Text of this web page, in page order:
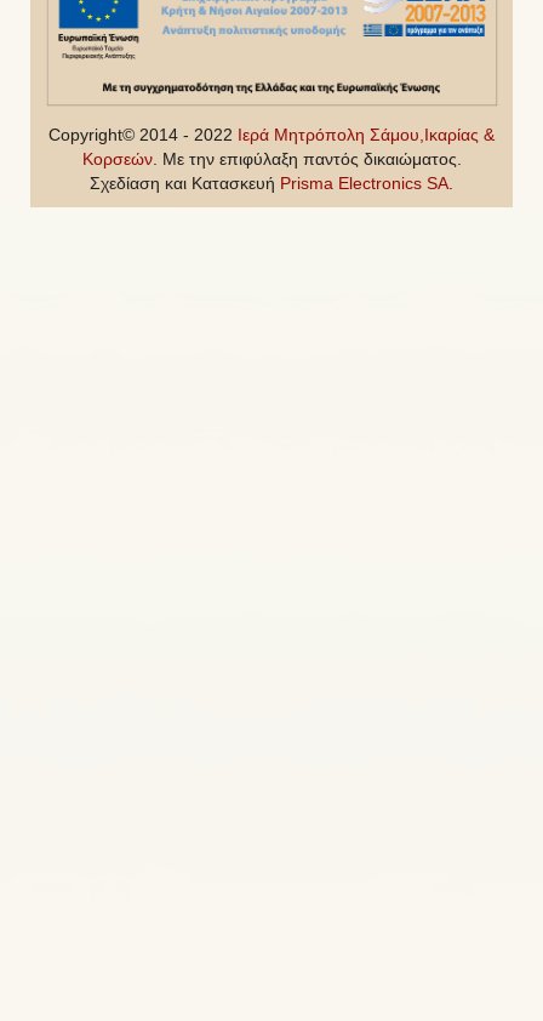
Copyright© 2014 - 2022 Ιερά Μητρόπολη Σάμου,Ικαρίας &
Κορσεών. Με την επιφύλαξη παντός δικαιώματος.
Σχεδίαση και Κατασκευή Prisma Electronics SA.